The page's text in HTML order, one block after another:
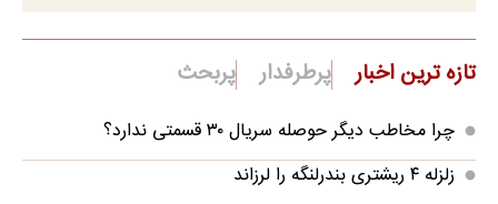
تازه ترین اخبار پرطرفدار پربحث
چرا مخاطب دیگر حوصله سریال ۳۰ قسمتی ندارد؟
زلزله ۴ ریشتری بندرلنگه را لرزاند